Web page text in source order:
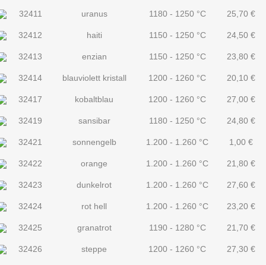
32411 uranus 1180 - 1250 °C 25,70 €
32412 haiti 1150 - 1250 °C 24,50 €
32413 enzian 1150 - 1250 °C 23,80 €
32414 blauviolett kristall 1200 - 1260 °C 20,10 €
32417 kobaltblau 1200 - 1260 °C 27,00 €
32419 sansibar 1180 - 1250 °C 24,80 €
32421 sonnengelb 1.200 - 1.260 °C 1,00 €
32422 orange 1.200 - 1.260 °C 21,80 €
32423 dunkelrot 1.200 - 1.260 °C 27,60 €
32424 rot hell 1.200 - 1.260 °C 23,20 €
32425 granatrot 1190 - 1280 °C 21,70 €
32426 steppe 1200 - 1260 °C 27,30 €